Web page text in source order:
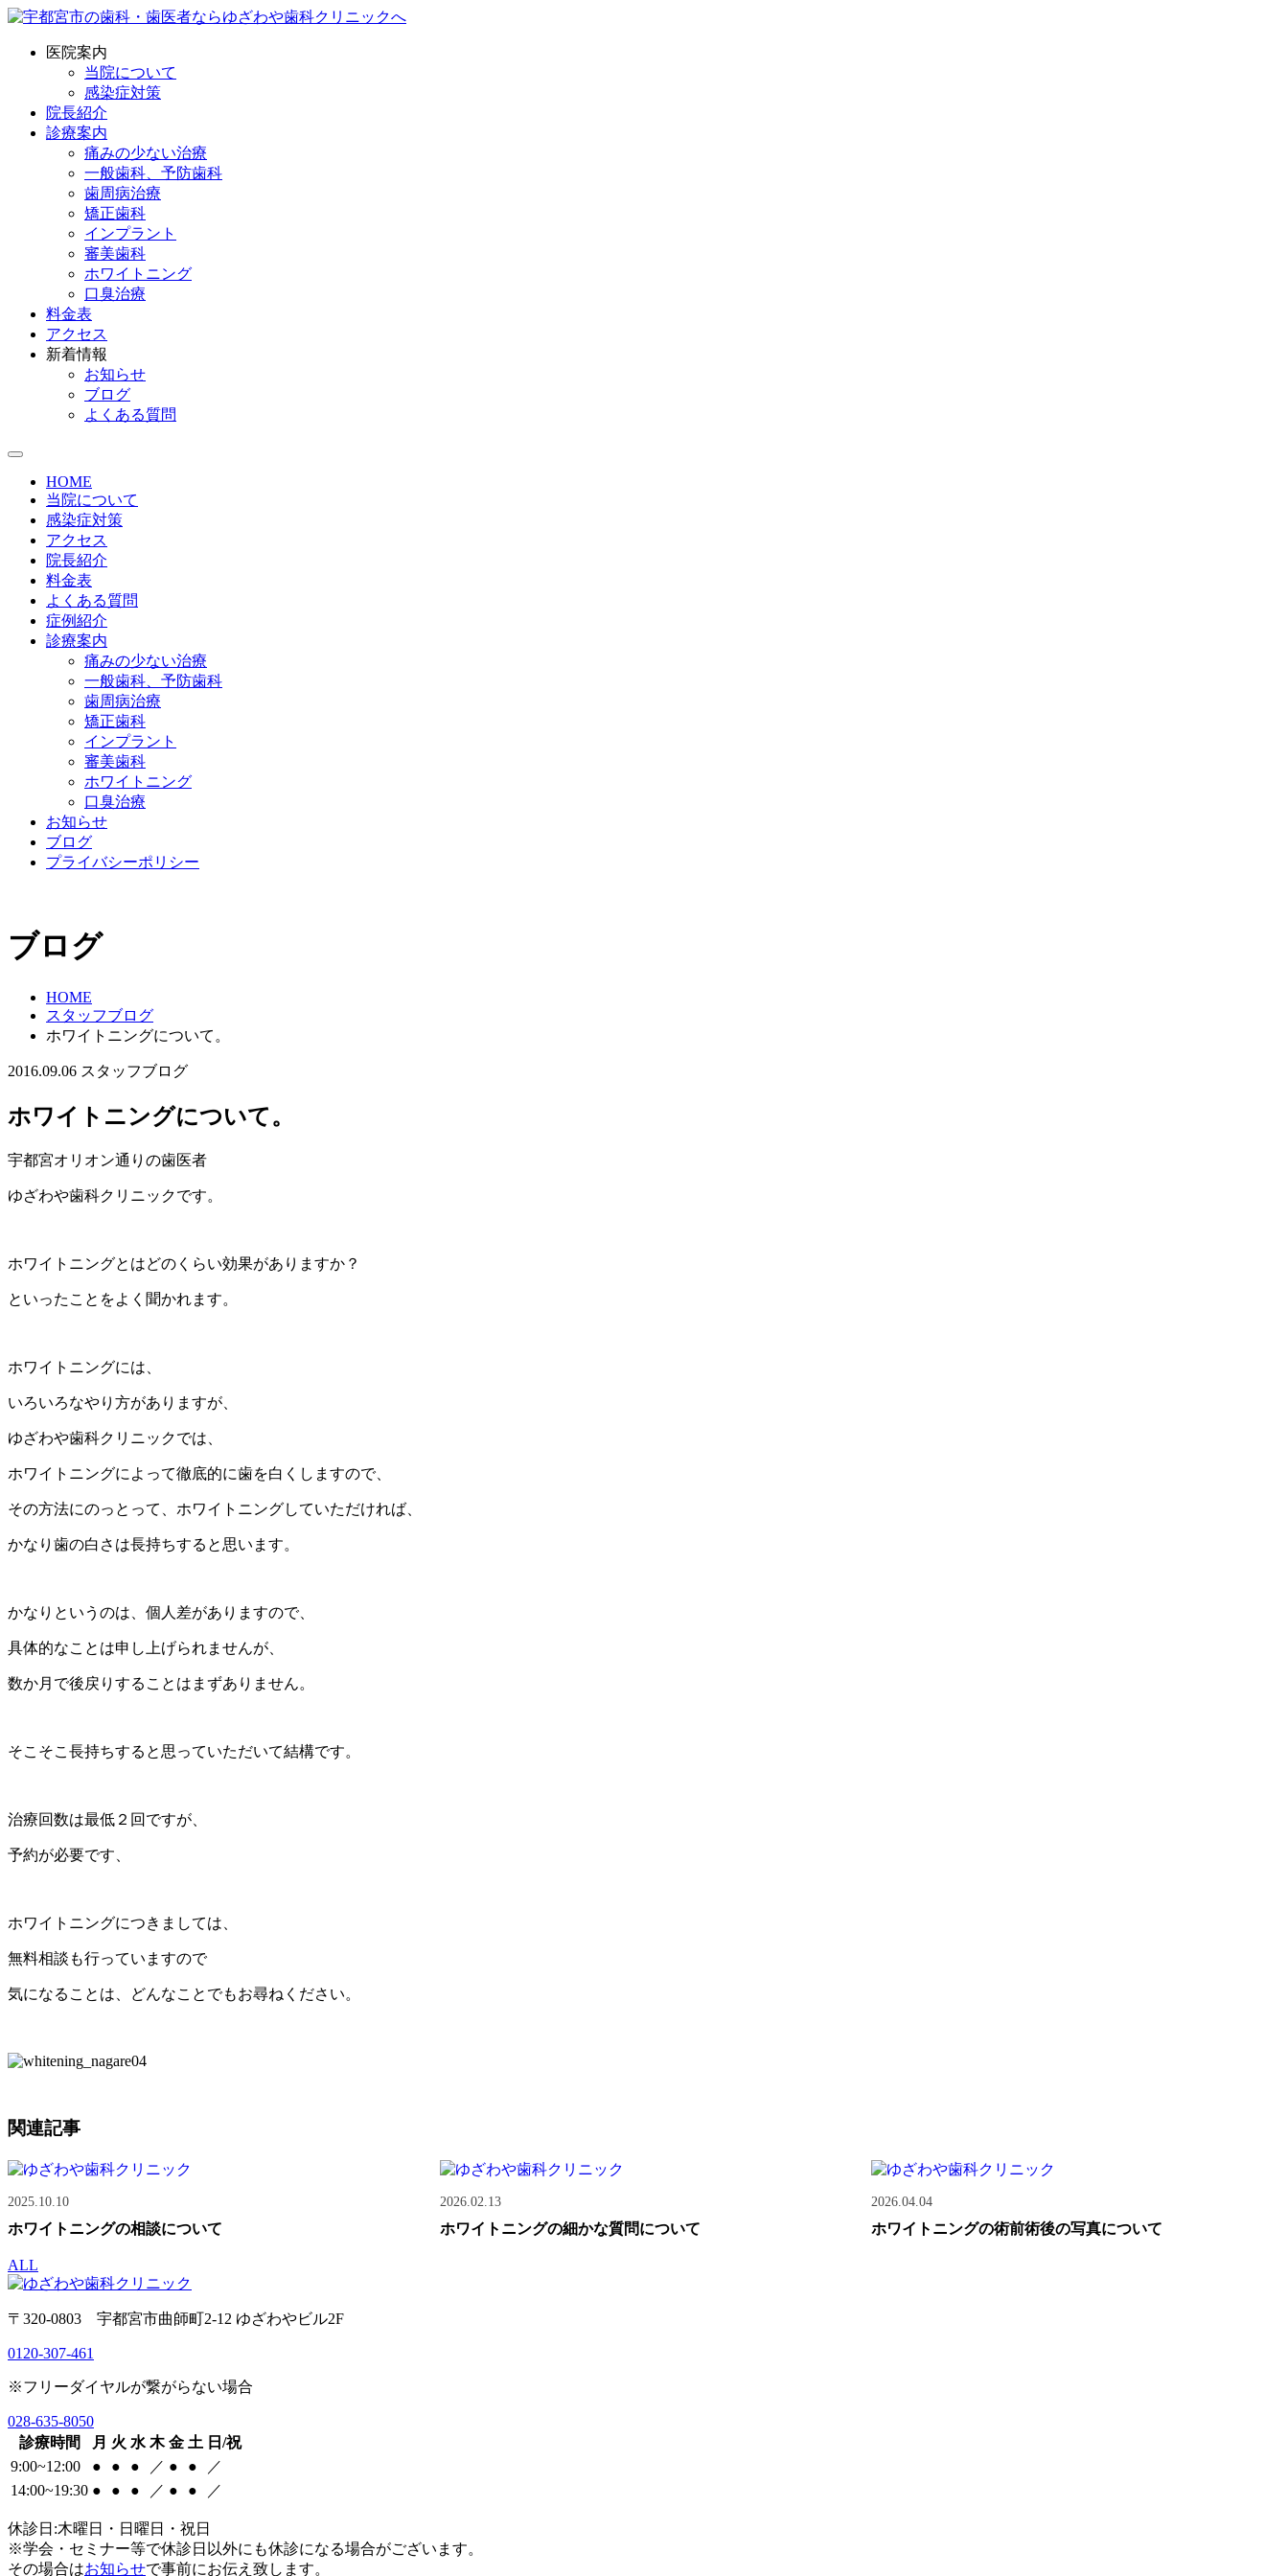
医院案内
当院について
感染症対策
院長紹介
診療案内
痛みの少ない治療
一般歯科、予防歯科
歯周病治療
矯正歯科
インプラント
審美歯科
ホワイトニング
口臭治療
料金表
アクセス
新着情報
お知らせ
ブログ
よくある質問
HOME
当院について
感染症対策
アクセス
院長紹介
料金表
よくある質問
症例紹介
診療案内
痛みの少ない治療
一般歯科、予防歯科
歯周病治療
矯正歯科
インプラント
審美歯科
ホワイトニング
口臭治療
お知らせ
ブログ
プライバシーポリシー
ブログ
HOME
スタッフブログ
ホワイトニングについて。
2016.09.06 スタッフブログ
ホワイトニングについて。
宇都宮オリオン通りの歯医者
ゆざわや歯科クリニックです。
ホワイトニングとはどのくらい効果がありますか？
といったことをよく聞かれます。
ホワイトニングには、
いろいろなやり方がありますが、
ゆざわや歯科クリニックでは、
ホワイトニングによって徹底的に歯を白くしますので、
その方法にのっとって、ホワイトニングしていただければ、
かなり歯の白さは長持ちすると思います。
かなりというのは、個人差がありますので、
具体的なことは申し上げられませんが、
数か月で後戻りすることはまずありません。
そこそこ長持ちすると思っていただいて結構です。
治療回数は最低２回ですが、
予約が必要です、
ホワイトニングにつきましては、
無料相談も行っていますので
気になることは、どんなことでもお尋ねください。
関連記事
2025.10.10
ホワイトニングの相談について
2026.02.13
ホワイトニングの細かな質問について
2026.04.04
ホワイトニングの術前術後の写真について
ALL
〒320-0803 宇都宮市曲師町2-12 ゆざわやビル2F
0120-307-461
※フリーダイヤルが繋がらない場合
028-635-8050
診療時間
月 火 水 木 金 土 日/祝
9:00~12:00
● ● ● ／ ● ●
／
14:00~19:30 ● ● ● ／ ● ● ／
休診日:木曜日・日曜日・祝日
※学会・セミナー等で休診日以外にも休診になる場合がございます。
その場合はお知らせで事前にお伝え致します。